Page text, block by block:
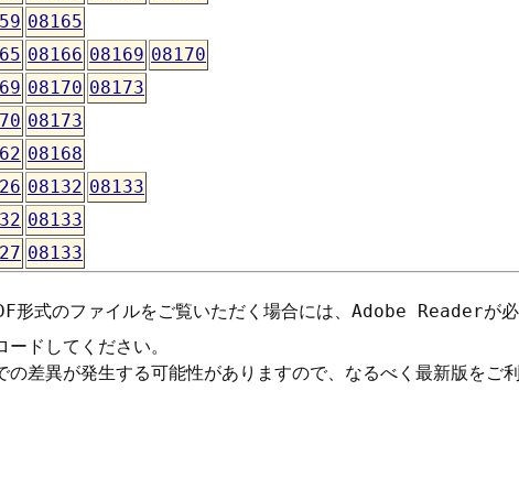
08165
08166 08169 08170
08170 08173
08173
08168
08132 08133
08133
08133
形式のファイルをご覧いただく場合には、 Adobe Readerが
ードしてください。
差異が発生する可能性がありますので、なるべく最新版をご利